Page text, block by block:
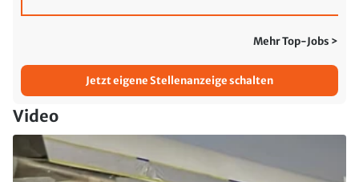
Mehr Top-Jobs >
Jetzt eigene Stellenanzeige schalten
Video